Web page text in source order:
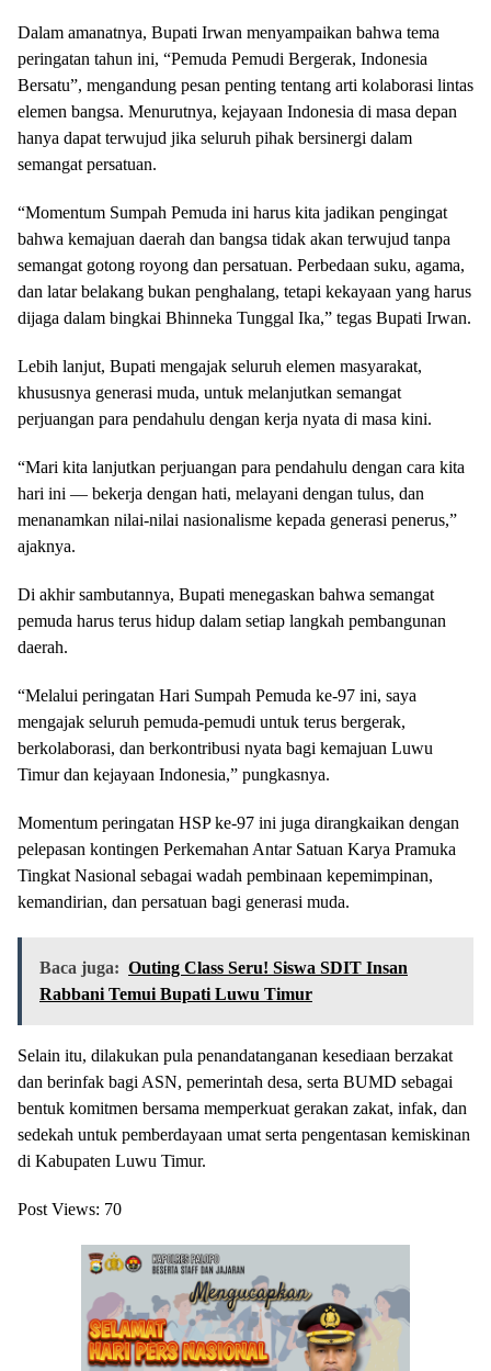
Dalam amanatnya, Bupati Irwan menyampaikan bahwa tema
peringatan tahun ini, “Pemuda Pemudi Bergerak, Indonesia
Bersatu”, mengandung pesan penting tentang arti kolaborasi lintas
elemen bangsa. Menurutnya, kejayaan Indonesia di masa depan
hanya dapat terwujud jika seluruh pihak bersinergi dalam
semangat persatuan.
“Momentum Sumpah Pemuda ini harus kita jadikan pengingat
bahwa kemajuan daerah dan bangsa tidak akan terwujud tanpa
semangat gotong royong dan persatuan. Perbedaan suku, agama,
dan latar belakang bukan penghalang, tetapi kekayaan yang harus
dijaga dalam bingkai Bhinneka Tunggal Ika,” tegas Bupati Irwan.
Lebih lanjut, Bupati mengajak seluruh elemen masyarakat,
khususnya generasi muda, untuk melanjutkan semangat
perjuangan para pendahulu dengan kerja nyata di masa kini.
“Mari kita lanjutkan perjuangan para pendahulu dengan cara kita
hari ini — bekerja dengan hati, melayani dengan tulus, dan
menanamkan nilai-nilai nasionalisme kepada generasi penerus,”
ajaknya.
Di akhir sambutannya, Bupati menegaskan bahwa semangat
pemuda harus terus hidup dalam setiap langkah pembangunan
daerah.
“Melalui peringatan Hari Sumpah Pemuda ke-97 ini, saya
mengajak seluruh pemuda-pemudi untuk terus bergerak,
berkolaborasi, dan berkontribusi nyata bagi kemajuan Luwu
Timur dan kejayaan Indonesia,” pungkasnya.
Momentum peringatan HSP ke-97 ini juga dirangkaikan dengan
pelepasan kontingen Perkemahan Antar Satuan Karya Pramuka
Tingkat Nasional sebagai wadah pembinaan kepemimpinan,
kemandirian, dan persatuan bagi generasi muda.
Baca juga: Outing Class Seru! Siswa SDIT Insan
Rabbani Temui Bupati Luwu Timur
Selain itu, dilakukan pula penandatanganan kesediaan berzakat
dan berinfak bagi ASN, pemerintah desa, serta BUMD sebagai
bentuk komitmen bersama memperkuat gerakan zakat, infak, dan
sedekah untuk pemberdayaan umat serta pengentasan kemiskinan
di Kabupaten Luwu Timur.
Post Views: 70